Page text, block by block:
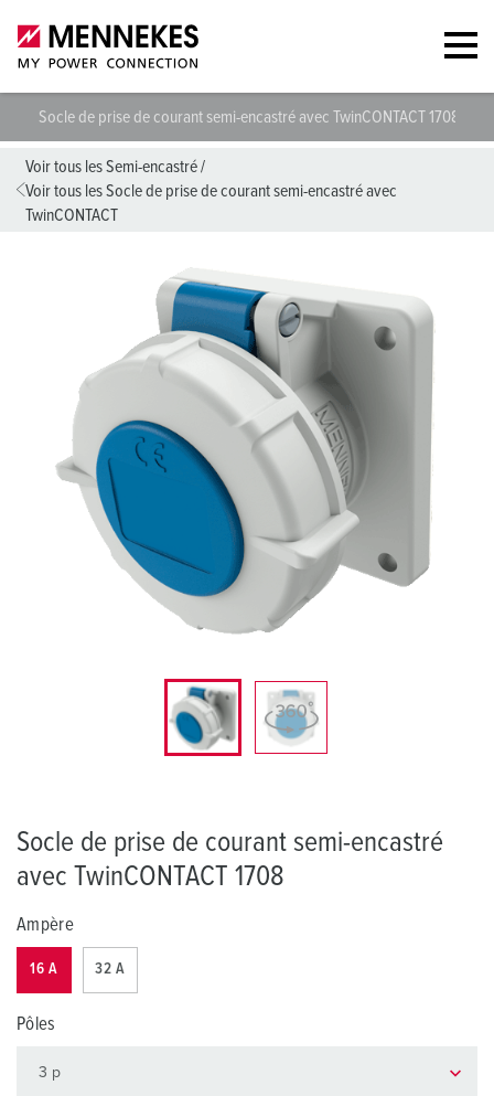
Socle de prise de courant semi-encastré avec TwinCONTACT 1708
Voir tous les Semi-encastré/
Voir tous les Socle de prise de courant semi-encastré avec
TwinCONTACT
Socle de prise de courant semi-encastré
avec TwinCONTACT 1708
Ampère
16 A 32 A
Pôles